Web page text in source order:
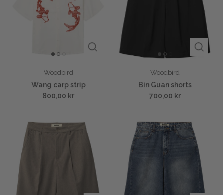
Woodbird
Wang carp strip
800,00 kr
Woodbird
Bin Guan shorts
700,00 kr